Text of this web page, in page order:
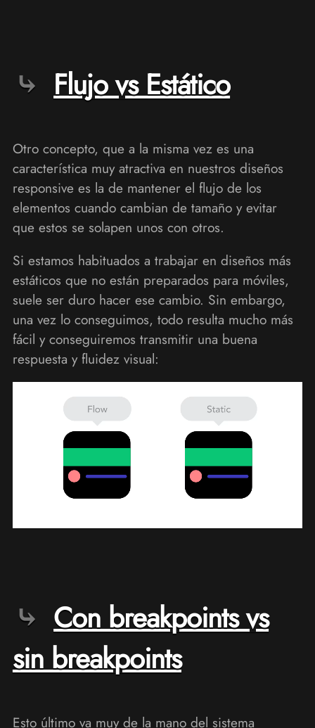
Flujo vs Estático
Otro concepto, que a la misma vez es una
característica muy atractiva en nuestros diseños
responsive es la de mantener el flujo de los
elementos cuando cambian de tamaño y evitar
que estos se solapen unos con otros.
Si estamos habituados a trabajar en diseños más
estáticos que no están preparados para móviles,
suele ser duro hacer ese cambio. Sin embargo,
una vez lo conseguimos, todo resulta mucho más
fácil y conseguiremos transmitir una buena
respuesta y fluidez visual:
Con breakpoints vs
sin breakpoints
Esto último va muy de la mano del sistema